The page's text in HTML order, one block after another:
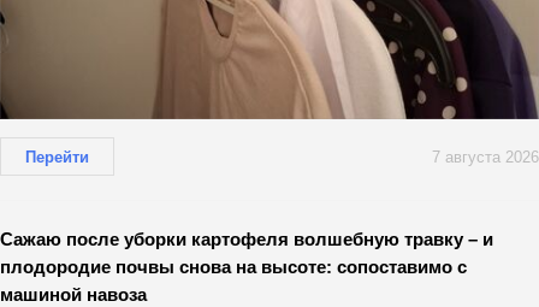
Перейти 7 августа 2026
Сажаю после уборки картофеля волшебную травку – и
плодородие почвы снова на высоте: сопоставимо с
машиной навоза